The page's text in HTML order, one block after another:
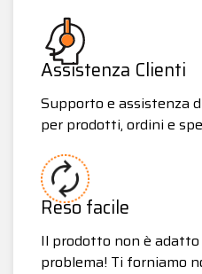
Assistenza Clienti
Supporto e assistenza
per prodotti, ordini e
Reso facile
Il prodotto non è
problema! Ti forniamo